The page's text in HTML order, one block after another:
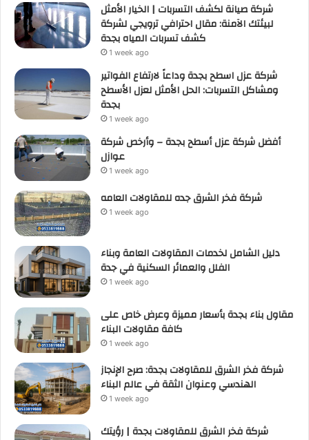
شركة صيانة لكشف التسربات | الخيار الأمثل
لبيئتك الآمنة: مقال احترافي ترويجي لشركة
كشف تسربات المياه بجدة
1 week ago
شركة عزل اسطح بجدة وداعاً لارتفاع الفواتير
ومشاكل التسربات: الحل الأمثل لعزل الأسطح
بجدة
1 week ago
أفضل شركة عزل أسطح بجدة – وأرخص شركة
عوازل
1 week ago
شركة فخر الشرق جده للمقاولات العامه
1 week ago
دليل الشامل لخدمات المقاولات العامة وبناء
الفلل والعمائر السكنية في جدة
1 week ago
مقاول بناء بجدة بأسعار مميزة وعرض خاص على
كافة مقاولات البناء
1 week ago
شركة فخر الشرق للمقاولات بجدة: صرح الإنجاز
الهندسي وعنوان الثقة في عالم البناء
1 week ago
شركة فخر الشرق للمقاولات بجدة | رؤيتك